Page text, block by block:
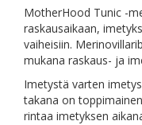
MotherHood Tunic -
raskausaikaan,
vaiheisiin.
mukana raskaus- ja
Imetystä varten
takana on
rintaa imetyksen